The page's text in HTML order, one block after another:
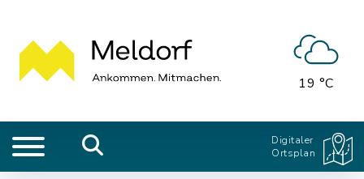
19 °C
Digitaler
Ortsplan